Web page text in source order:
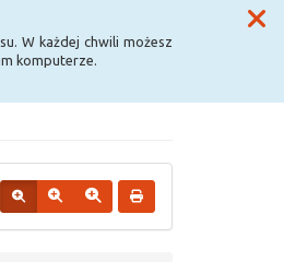
W każdej chwili możesz
komputerze.